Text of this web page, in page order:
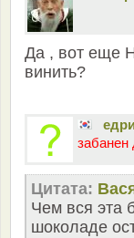
Да , вот еще
винить?
забанен
Цитата:
Чем вся эта
шоколаде